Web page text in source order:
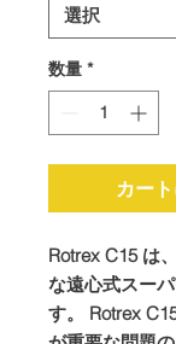
数量 *
カー
Rotrex C15 は
な遠心式スー
す。 Rotrex